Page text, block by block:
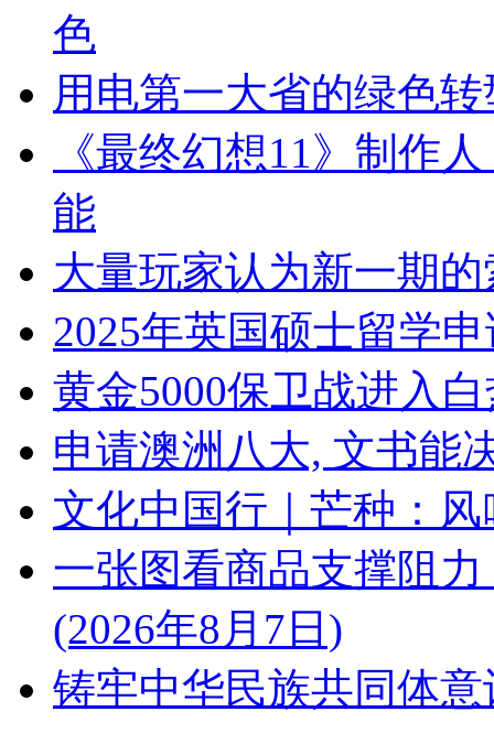
色
用电第一大省的绿色
《最终幻想11》制作
能
大量玩家认为新一期的
2025年英国硕士留学
黄金5000保卫战进入
申请澳洲八大, 文书能
文化中国行｜芒种：
一张图看商品支撑阻
(2026年8月7日)
铸牢中华民族共同体